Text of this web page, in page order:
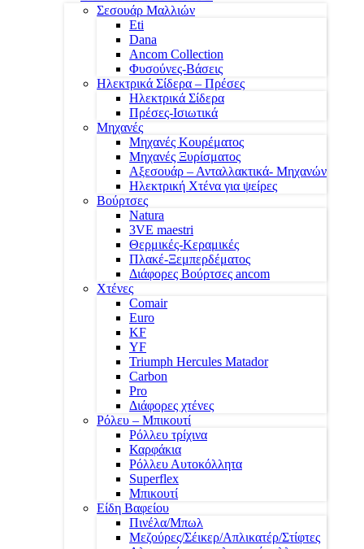
Σεσουάρ Μαλλιών
Eti
Dana
Ancom Collection
Φυσούνες-Βάσεις
Ηλεκτρικά Σίδερα – Πρέσες
Ηλεκτρικά Σίδερα
Πρέσες-Ισιωτικά
Μηχανές
Μηχανές Κουρέματος
Μηχανές Ξυρίσματος
Αξεσουάρ – Ανταλλακτικά- Μηχανών
Ηλεκτρική Χτένα για ψείρες
Βούρτσες
Natura
3VE maestri
Θερμικές-Κεραμικές
Πλακέ-Ξεμπερδέματος
Διάφορες Βούρτσες ancom
Χτένες
Comair
Euro
KF
YF
Triumph Hercules Matador
Carbon
Pro
Διάφορες χτένες
Ρόλευ – Μπικουτί
Ρόλλευ τρίχινα
Καρφάκια
Ρόλλευ Αυτοκόλλητα
Superflex
Μπικουτί
Είδη Βαφείου
Πινέλα/Μπωλ
Μεζούρες/Σέικερ/Απλικατέρ/Στίφτες